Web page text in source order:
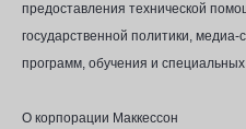
предоставления технической
государственной политики, медиа-
программ, обучения и
О корпорации Маккессон